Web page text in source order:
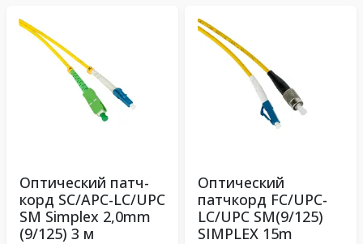
Оптический патч-
корд SC/APC-LC/UPC
SM Simplex 2,0mm
(9/125) 3 м
Оптический
патчкорд FC/UPC-
LC/UPC SM(9/125)
SIMPLEX 15m